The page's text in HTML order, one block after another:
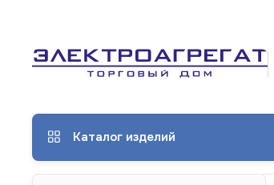
Каталог изделий